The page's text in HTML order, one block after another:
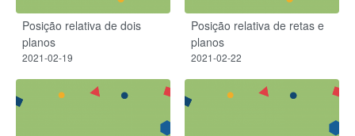
Posição relativa de dois
planos
2021-02-19
Posição relativa de retas e
planos
2021-02-22